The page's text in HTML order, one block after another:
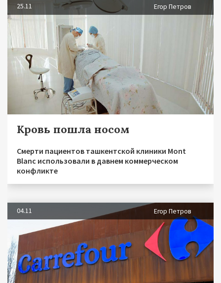
25.11 Егор Петров
Кровь пошла носом
Смерти пациентов ташкентской клиники Mont
Blanc использовали в давнем коммерческом
конфликте
04.11 Егор Петров